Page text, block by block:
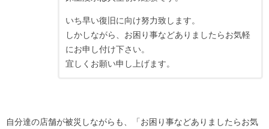
いち早い復旧に向け努力致します。
しかしながら、お困り事などありましたらお気軽
にお申し付け下さい。
宜しくお願い申し上げます。
自分達の店舗が被災しながらも、「お困り事などありましたらお気